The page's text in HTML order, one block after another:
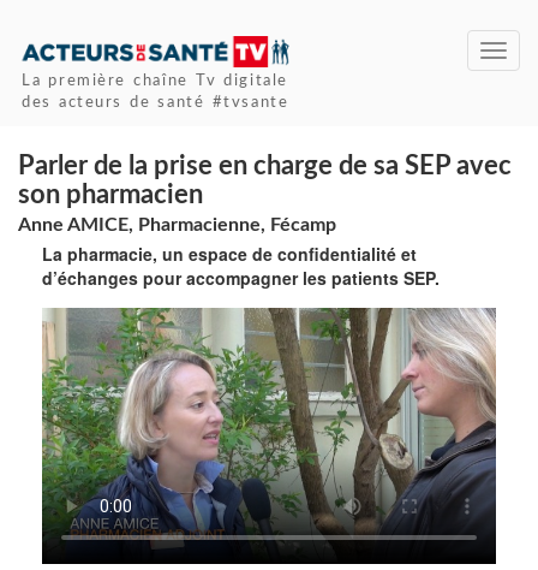
La première chaîne Tv digitale
des acteurs de santé #tvsante
Parler de la prise en charge de sa SEP avec
son pharmacien
Anne AMICE, Pharmacienne, Fécamp
La pharmacie, un espace de confidentialité et
d’échanges pour accompagner les patients SEP.